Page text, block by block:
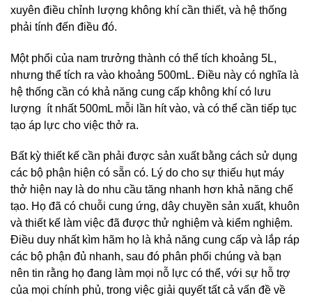
xuyên điều chỉnh lượng không khí cần thiết, và hệ thống
phải tính đến điều đó.
Một phổi của nam trưởng thành có thể tích khoảng 5L,
nhưng thể tích ra vào khoảng 500mL. Điều này có nghĩa là
hệ thống cần có khả năng cung cấp không khí có lưu
lượng ít nhất 500mL mỗi lần hít vào, và có thể cần tiếp tục
tạo áp lực cho việc thở ra.
Bất kỳ thiết kế cần phải được sản xuất bằng cách sử dụng
các bộ phận hiện có sẵn có. Lý do cho sự thiếu hụt máy
thở hiện nay là do nhu cầu tăng nhanh hơn khả năng chế
tạo. Họ đã có chuỗi cung ứng, dây chuyền sản xuất, khuôn
và thiết kế làm việc đã được thử nghiệm và kiểm nghiệm.
Điều duy nhất kìm hãm họ là khả năng cung cấp và lắp ráp
các bộ phận đủ nhanh, sau đó phân phối chúng và bạn
nên tin rằng họ đang làm mọi nỗ lực có thể, với sự hỗ trợ
của mọi chính phủ, trong việc giải quyết tất cả vấn đề về